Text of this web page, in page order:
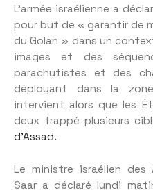
L’armée israélienne a
pour but de « garantir de
du Golan » dans un
images et des
parachutistes et des
déployant dans la
intervient alors que les
deux frappé plusieurs
d’Assad.
Le ministre israélien des
Saar a déclaré lundi